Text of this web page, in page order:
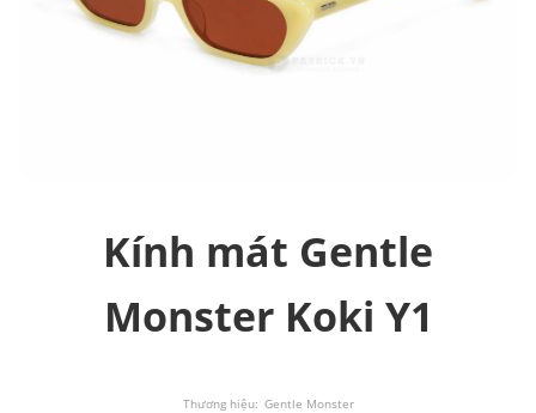
Kính mát Gentle
Monster Koki Y1
Thương hiệu: Gentle Monster